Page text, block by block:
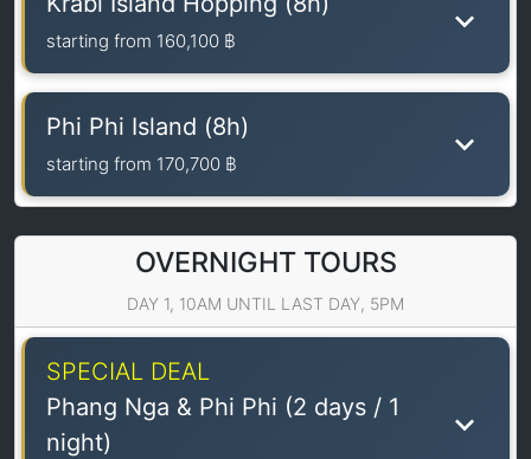
starting from 160,100 ฿
Phi Phi Island (8h)
starting from 170,700 ฿
OVERNIGHT TOURS
DAY 1, 10AM UNTIL LAST DAY, 5PM
SPECIAL DEAL
Phang Nga & Phi Phi (2 days / 1
night)